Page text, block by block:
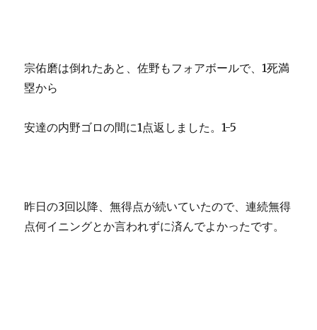
宗佑磨は倒れたあと、佐野もフォアボールで、1死満
塁から
安達の内野ゴロの間に1点返しました。1-5
昨日の3回以降、無得点が続いていたので、連続無得
点何イニングとか言われずに済んでよかったです。